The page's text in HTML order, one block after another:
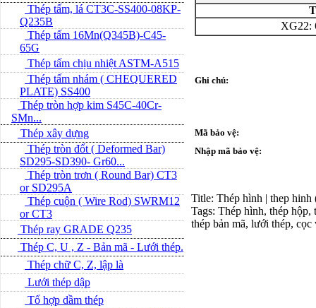
Thép tấm, lá CT3C-SS400-08KP-
Q235B
Thép tấm 16Mn(Q345B)-C45-
65G
Thép tấm chịu nhiệt ASTM-A515
Thép tấm nhám ( CHEQUERED
PLATE) SS400
Thép tròn hợp kim S45C-40Cr-
SMn...
Thép xây dựng
Thép tròn đốt ( Deformed Bar)
SD295-SD390- Gr60...
Thép tròn trơn ( Round Bar) CT3
or SD295A
Thép cuộn ( Wire Rod) SWRM12
or CT3
Thép ray GRADE Q235
Thép C, U , Z - Bản mã - L­ưới thép.
Thép chữ C, Z, lập là
Lưới thép dập
Tổ hợp dầm thép
XG22:
Ghi chú:
Mã bảo vệ:
Nhập mã bảo vệ:
Title: Thép hình | thep
Tags: Thép hình, thép hộp,
thép bản mã, lưới thép, cọc